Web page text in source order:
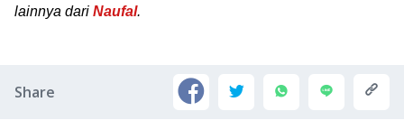
lainnya dari Naufal.
Share